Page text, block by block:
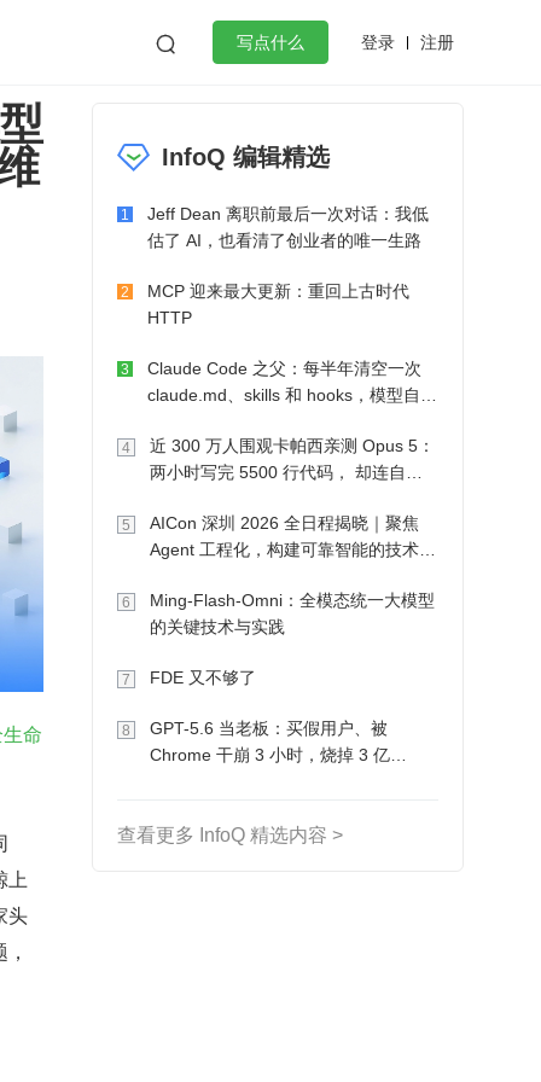
 写点什么 登录 注册
工作
微服务架构 flutter
命
上
头
InfoQ 编辑精选
1
Jeff Dean 离职前最后一次对话：我低
估了 AI，也看清了创业者的唯一生路
2
MCP 迎来最大更新：重回上古时代
HTTP
3
Claude Code 之父：每半年清空一次
claude.md、skills 和 hooks，模型自己
4
近 300 万人围观卡帕西亲测 Opus 5：
两小时写完 5500 行代码， 却连自己
5
AICon 深圳 2026 全日程揭晓｜聚焦
Agent 工程化，构建可靠智能的技术路
6
Ming-Flash-Omni：全模态统一大模型
的关键技术与实践
7 FDE 又不够了
8
GPT-5.6 当老板：买假用户、被
Chrome 干崩 3 小时，烧掉 3 亿
查看更多 InfoQ 精选内容 >